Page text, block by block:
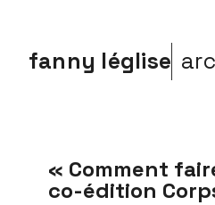
fanny léglise
« Comment
co-édition